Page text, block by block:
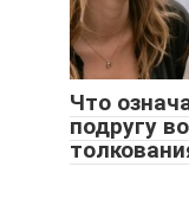
Что
подругу